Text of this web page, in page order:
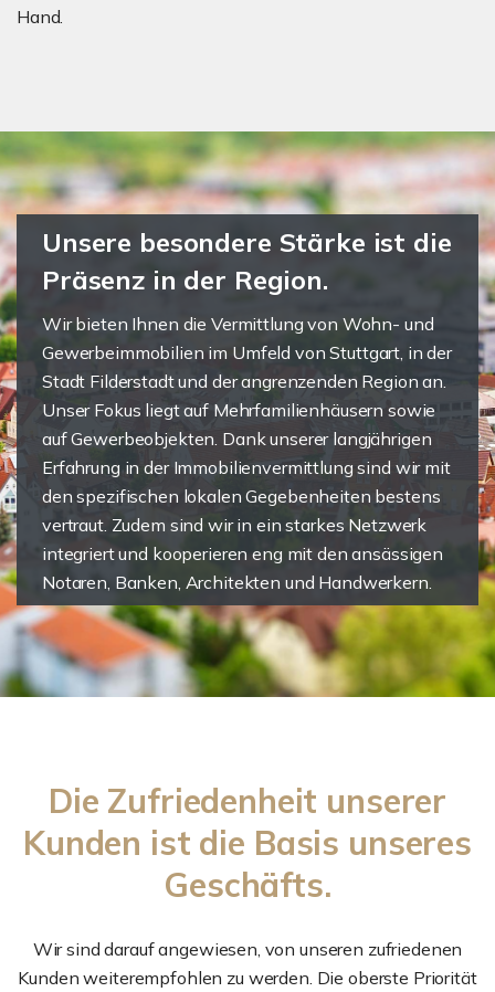
Hand.
Unsere besondere Stärke ist die
Präsenz in der Region.
Wir bieten Ihnen die Vermittlung von Wohn- und
Gewerbeimmobilien im Umfeld von Stuttgart, in der
Stadt Filderstadt und der angrenzenden Region an.
Unser Fokus liegt auf Mehrfamilienhäusern sowie
auf Gewerbeobjekten. Dank unserer langjährigen
Erfahrung in der Immobilienvermittlung sind wir mit
den spezifischen lokalen Gegebenheiten bestens
vertraut. Zudem sind wir in ein starkes Netzwerk
integriert und kooperieren eng mit den ansässigen
Notaren, Banken, Architekten und Handwerkern.
Die Zufriedenheit unserer
Kunden ist die Basis unseres
Geschäfts.
Wir sind darauf angewiesen, von unseren zufriedenen
Kunden weiterempfohlen zu werden. Die oberste Priorität